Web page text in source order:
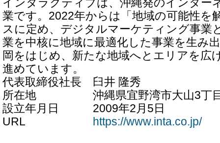
インタラクティブは、沖縄発のインター
業です。2022年からは「地域の可能性を
スに定め、デジタルマーケティング事業
業を中核に地域に最適化した事業を生み
岡をはじめ、新たな地域へとエリアを広
進めています。
代表取締役社長 臼井 隆秀
所在地 沖縄県宜野湾市大山3丁目
設立年月日 2009年2月5日
URL
https://www.inta.co.jp/